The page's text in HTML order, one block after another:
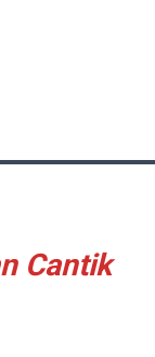
Cantik